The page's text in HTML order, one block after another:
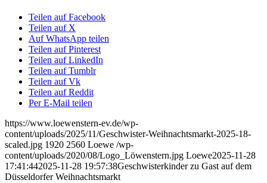
Teilen auf Facebook
Teilen auf X
Auf WhatsApp teilen
Teilen auf Pinterest
Teilen auf LinkedIn
Teilen auf Tumblr
Teilen auf Vk
Teilen auf Reddit
Per E-Mail teilen
https://www.loewenstern-ev.de/wp-
content/uploads/2025/11/Geschwister-Weihnachtsmarkt-2025-18-
scaled.jpg 1920 2560 Loewe /wp-
content/uploads/2020/08/Logo_Löwenstern.jpg Loewe2025-11-28
17:41:442025-11-28 19:57:38Geschwisterkinder zu Gast auf dem
Düsseldorfer Weihnachtsmarkt